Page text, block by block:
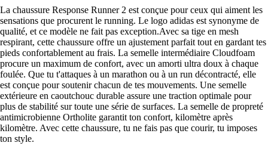
La chaussure Response Runner 2 est conçue pour ceux qui aiment les
sensations que procurent le running. Le logo adidas est synonyme de
qualité, et ce modèle ne fait pas exception.Avec sa tige en mesh
respirant, cette chaussure offre un ajustement parfait tout en gardant tes
pieds confortablement au frais. La semelle intermédiaire Cloudfoam
procure un maximum de confort, avec un amorti ultra doux à chaque
foulée. Que tu t'attaques à un marathon ou à un run décontracté, elle
est conçue pour soutenir chacun de tes mouvements. Une semelle
extérieure en caoutchouc durable assure une traction optimale pour
plus de stabilité sur toute une série de surfaces. La semelle de propreté
antimicrobienne Ortholite garantit ton confort, kilomètre après
kilomètre. Avec cette chaussure, tu ne fais pas que courir, tu imposes
ton style.